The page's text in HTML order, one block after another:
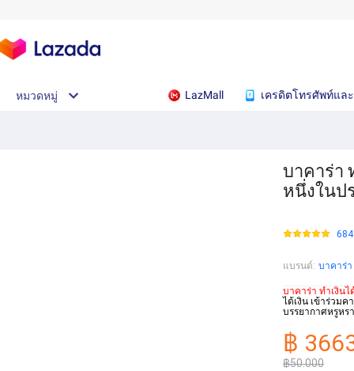
หมวดหมู่ LazMall เครดิตโทรศัพท์แล
บาคาร่า
หนึ่งในป
แบรนด์: บาคาร่า
บาคาร่า ทำเงิน
ได้เงิน เข้าร่วม
บรรยากาศหรูห
฿
฿50.000